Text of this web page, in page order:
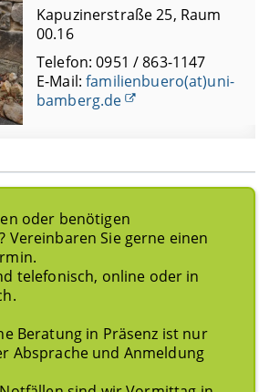
Kapuzinerstraße 25, Raum
00.16
Telefon: 0951 / 863-1147
E-Mail:familienbuero(at)uni-
bamberg.de
oder benötigen
Vereinbaren Sie gerne einen
telefonisch, online oder in
Beratung in Präsenz ist nur
Absprache und Anmeldung